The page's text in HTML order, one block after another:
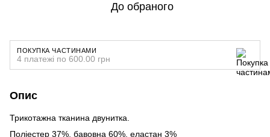
До обраного
ПОКУПКА ЧАСТИНАМИ
4 платежі по 600.00 грн
Опис
Трикотажна тканина двунитка.
Поліестер 37%, бавовна 60%, еластан 3%